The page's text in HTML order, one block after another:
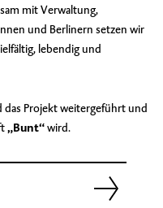
mit Verwaltung,
und Berlinern setzen wir
lebendig und
das Projekt weitergeführt und
„Bunt“wird.